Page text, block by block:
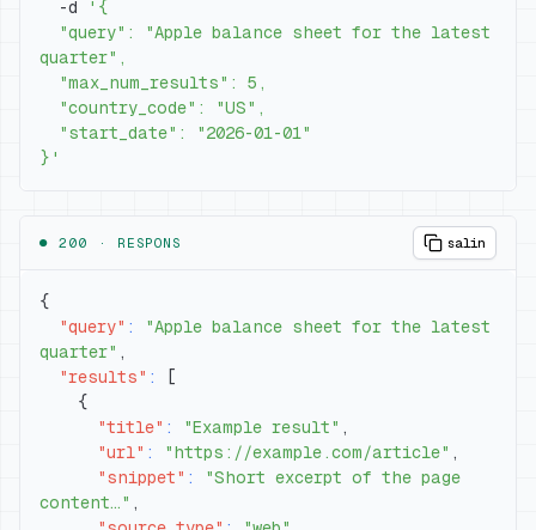
  -d
}'
● 200 · RESPONS salin
{
"query" :
"Apple balance sheet for the latest
quarter" ,
"results" :
[
{
"title" : "Example result" ,
"url" : "https://example.com/article" ,
"snippet" :
"Short excerpt of the page
content…" ,